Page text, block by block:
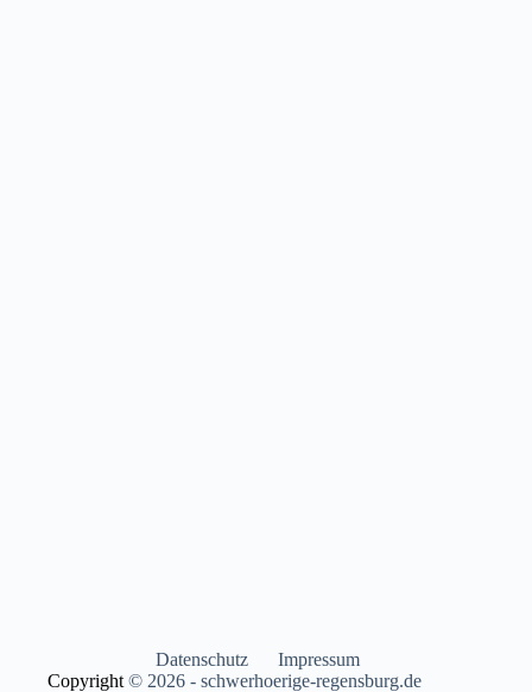
Datenschutz
Impressum
Copyright © 2026 - schwerhoerige-regensburg.de